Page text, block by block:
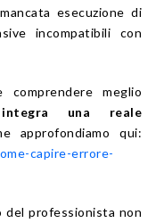
esecuzione di
incompatibili con
meglio
una reale
approfondiamo qui:
capire-errore-
del professionista non